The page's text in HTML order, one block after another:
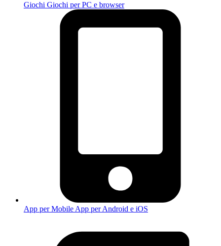
Giochi Giochi per PC e browser
App per Mobile App per Android e iOS